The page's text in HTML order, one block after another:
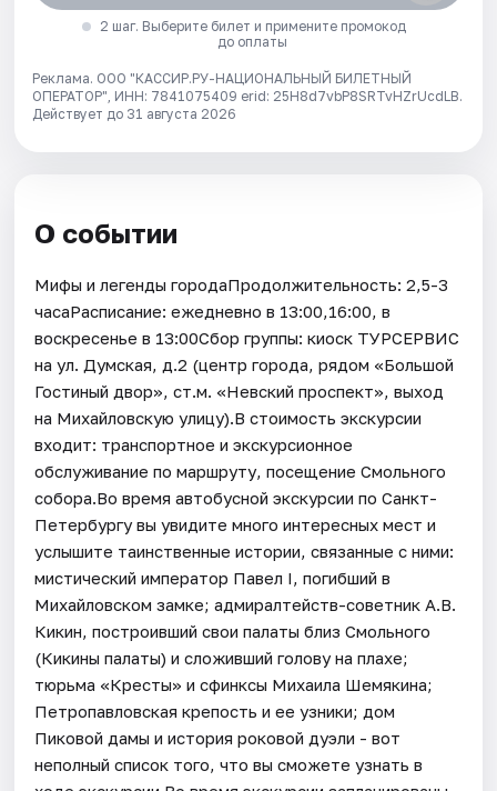
2 шаг. Выберите билет и примените промокод
до оплаты
Реклама. ООО "КАССИР.РУ-НАЦИОНАЛЬНЫЙ БИЛЕТНЫЙ
ОПЕРАТОР", ИНН: 7841075409 erid: 25H8d7vbP8SRTvHZrUcdLB.
Действует до 31 августа 2026
О событии
Мифы и легенды городаПродолжительность: 2,5-3
часаРасписание: ежедневно в 13:00,16:00, в
воскресенье в 13:00Сбор группы: киоск ТУРСЕРВИС
на ул. Думская, д.2 (центр города, рядом «Большой
Гостиный двор», ст.м. «Невский проспект», выход
на Михайловскую улицу).В стоимость экскурсии
входит: транспортное и экскурсионное
обслуживание по маршруту, посещение Смольного
собора.Во время автобусной экскурсии по Санкт-
Петербургу вы увидите много интересных мест и
услышите таинственные истории, связанные с ними:
мистический император Павел I, погибший в
Михайловском замке; адмиралтейств-советник А.В.
Кикин, построивший свои палаты близ Смольного
(Кикины палаты) и сложивший голову на плахе;
тюрьма «Кресты» и сфинксы Михаила Шемякина;
Петропавловская крепость и ее узники; дом
Пиковой дамы и история роковой дуэли - вот
неполный список того, что вы сможете узнать в